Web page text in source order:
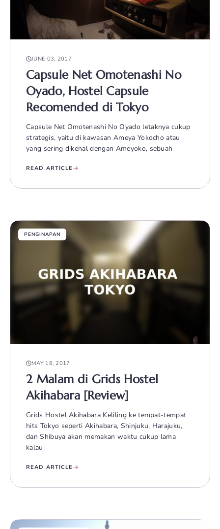
JUNE 03, 2017
Capsule Net Omotenashi No
Oyado, Hostel Capsule
Recomended di Tokyo
Capsule Net Omotenashi No Oyado letaknya cukup
strategis, yaitu di kawasan Ameya Yokocho atau
yang sering dikenal dengan Ameyoko, sebuah
READ ARTICLE
PENGINAPAN
MAY 18, 2017
2 Malam di Grids Hostel
Akihabara [Review]
Grids Hostel Akihabara Keliling ke tempat-tempat
hits Tokyo seperti Akihabara, Shinjuku, Harajuku,
dan Shibuya akan memakan waktu cukup lama
kalau
READ ARTICLE